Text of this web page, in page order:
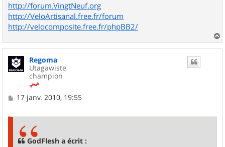
http://forum.VingtNeuf.org
http://VeloArtisanal.free.fr/forum
http://velocomposite.free.fr/phpBB2/
a
Regoma
Utagawiste
champion
M17 janv. 2010, 19:55
GodFlesh a écrit :